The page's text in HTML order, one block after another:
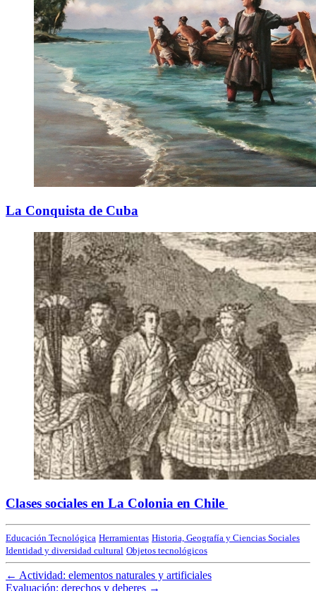
La Conquista de Cuba
Clases sociales en La Colonia en Chile
Educación Tecnológica Herramientas Historia, Geografía y Ciencias Sociales
Identidad y diversidad cultural Objetos tecnológicos
← Actividad: elementos naturales y artificiales
Evaluación: derechos y deberes →